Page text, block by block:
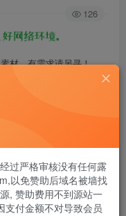
126
材，有需求请另寻！
试，这是百度网盘版本问
压教程》
《提交工单》
过严格审核没有任何露
以免赞助后域名被墙找
, 赞助费用不到源站一
支付金额不对导致会员